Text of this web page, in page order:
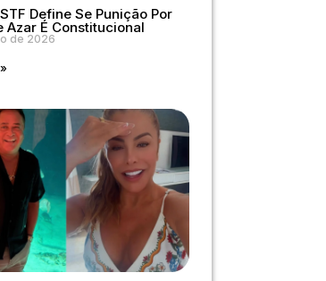
Define Se Punição Por
Azar É Constitucional
de 2026